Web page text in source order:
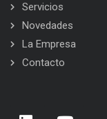
Servicios
Novedades
La Empresa
Contacto